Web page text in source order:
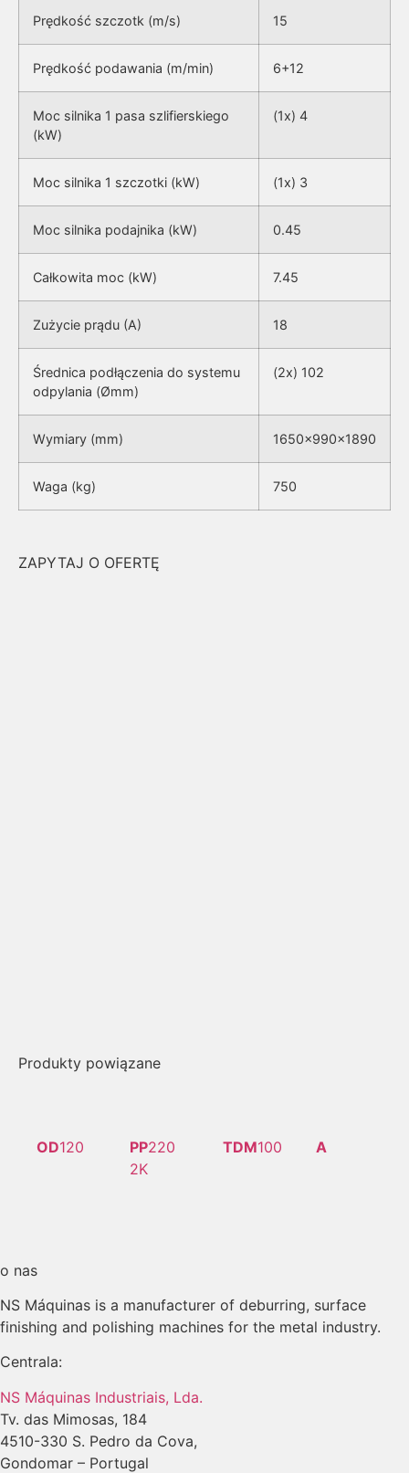
Prędkość szczotk (m/s) 15
Prędkość podawania (m/min) 6+12
Moc silnika 1 pasa szlifierskiego
(kW)
(1x) 4
Moc silnika 1 szczotki (kW) (1x) 3
Moc silnika podajnika (kW) 0.45
Całkowita moc (kW) 7.45
Zużycie prądu (A) 18
Średnica podłączenia do systemu
odpylania (Ømm)
(2x) 102
Wymiary (mm) 1650x990x1890
Waga (kg) 750
ZAPYTAJ O OFERTĘ
Produkty powiązane
OD120 PP220
2K
TDM100 A
o nas
NS Máquinas is a manufacturer of deburring, surface
finishing and polishing machines for the metal industry.
Centrala:
NS Máquinas Industriais, Lda.
Tv. das Mimosas, 184
4510-330 S. Pedro da Cova,
Gondomar – Portugal